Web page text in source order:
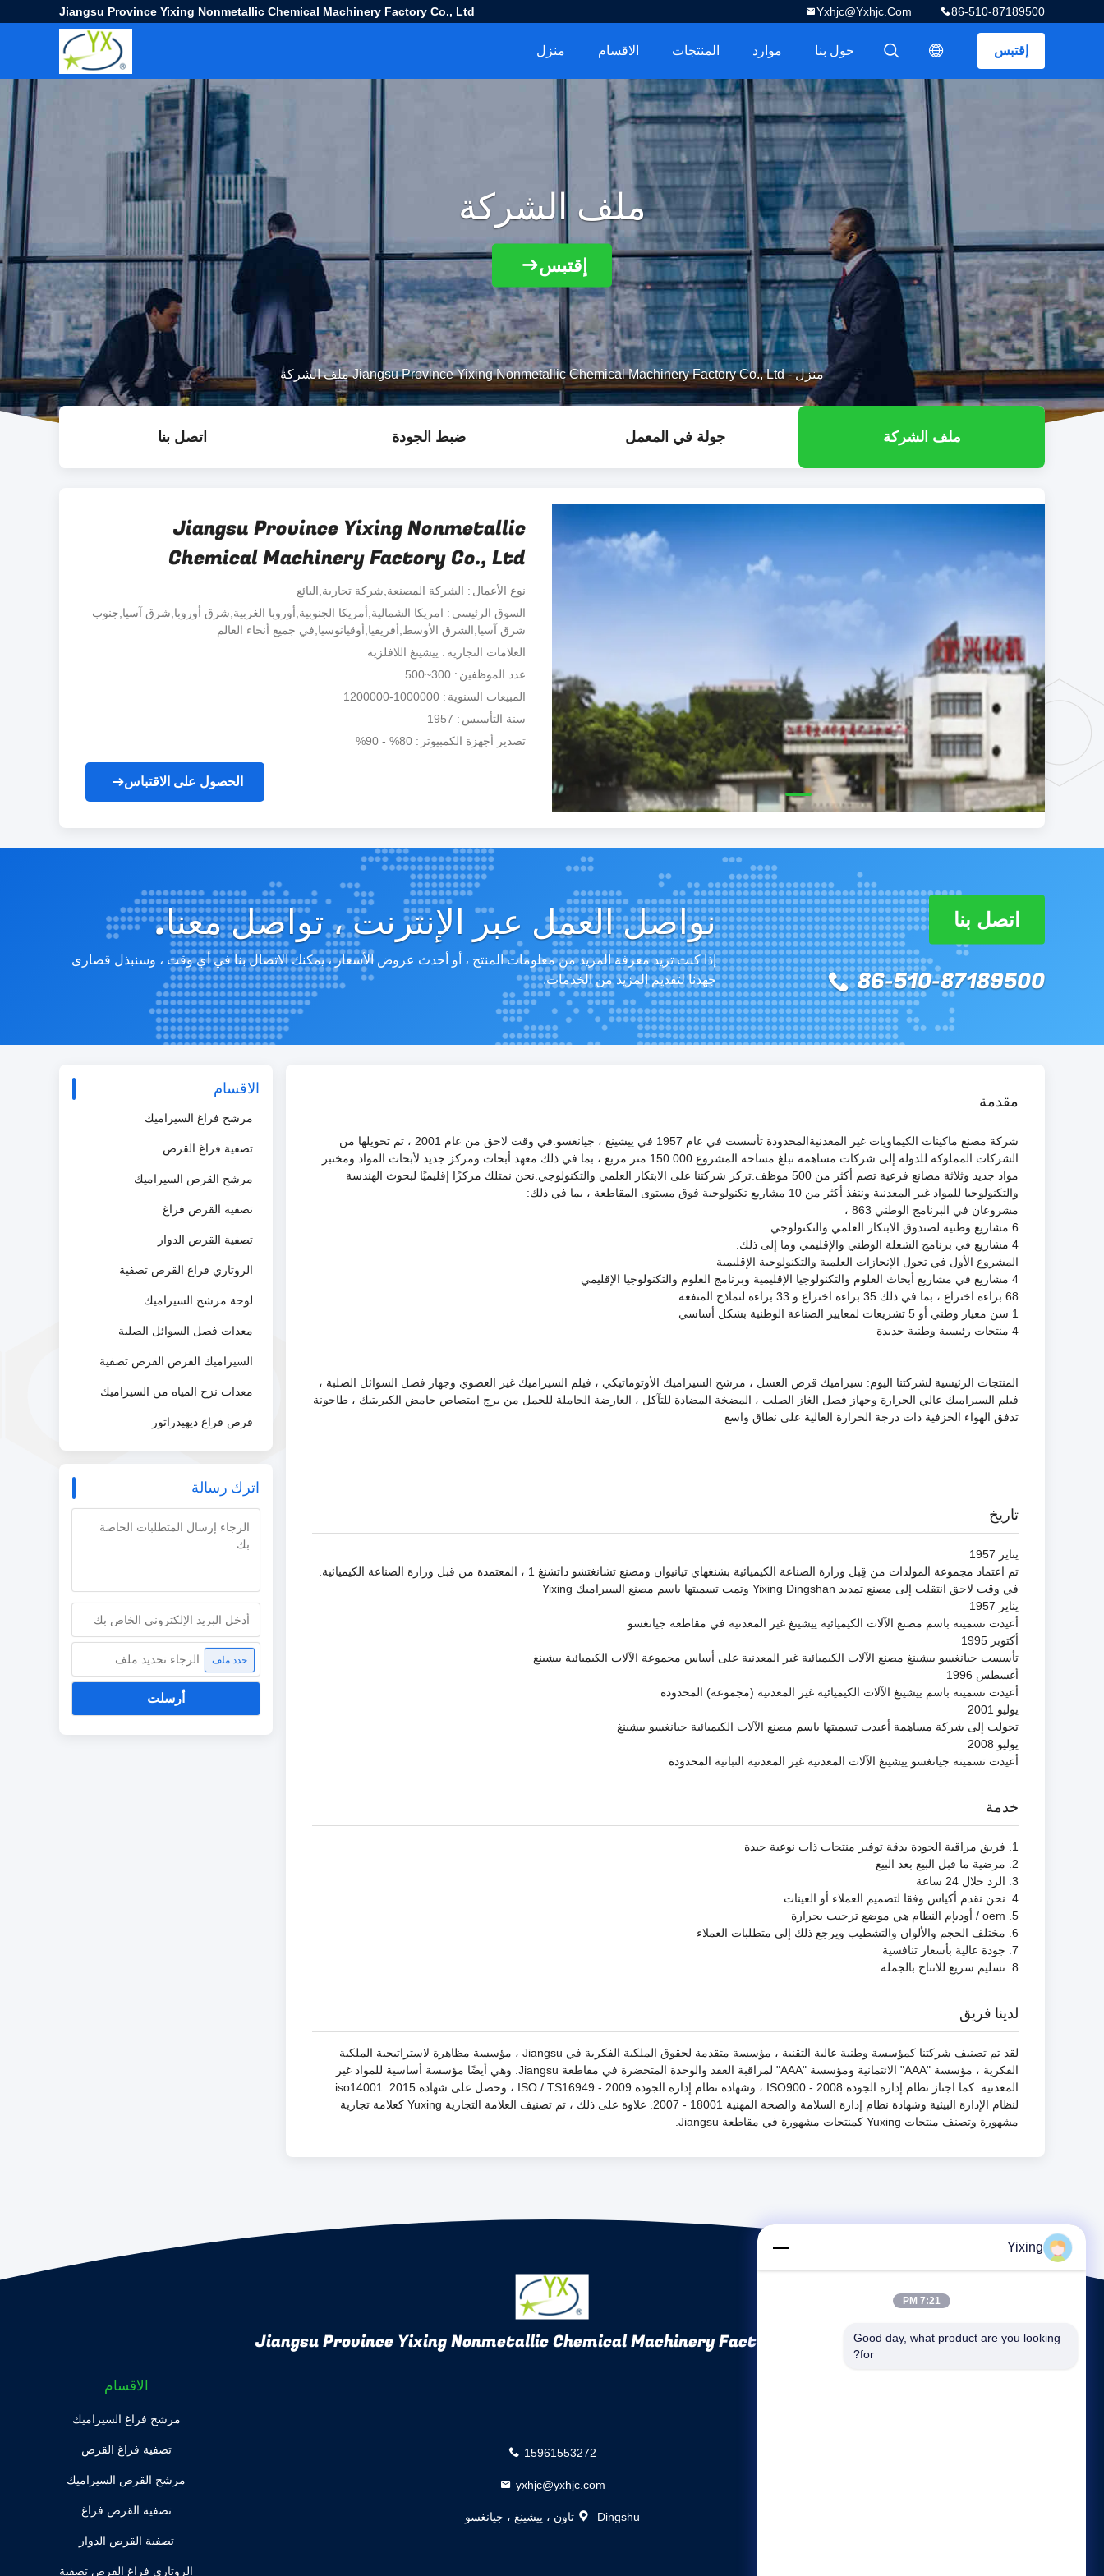
Jiangsu Province Yixing Nonmetallic Chemical Machinery Factory Co., Ltd 86-510-87189500
Yxhjc@yxhjc.com
إقتبس
描述
描述
منزل الاقسام المنتجات موارد حول بنا
ملف الشركة
إقتبس
منزل-Jiangsu Province Yixing Nonmetallic Chemical Machinery Factory Co., Ltd ملف الشركة
ملف الشركة جولة في المعمل ضبط الجودة اتصل بنا
Jiangsu Province Yixing Nonmetallic
Chemical Machinery Factory Co., Ltd
نوع الأعمال
الشركة المصنعة,شركة تجارية,البائع
السوق الرئيسي
امريكا الشمالية,أمريكا الجنوبية,أوروبا الغربية,شرق أوروبا,شرق آسيا,جنوب
شرق آسيا,الشرق الأوسط,أفريقيا,أوقيانوسيا,في جميع أنحاء العالم
العلامات التجارية
ييشينغ اللافلزية
عدد الموظفين
300~500
المبيعات السنوية
1000000-1200000
سنة التأسيس
1957
تصدير أجهزة الكمبيوتر
80% - 90%
الحصول على الاقتباس
نواصل العمل عبر الإنترنت ، تواصل معنا.
إذا كنت تريد معرفة المزيد من معلومات المنتج ، أو أحدث عروض الأسعار ، يمكنك الاتصال بنا في أي وقت ، وسنبذل قصارى
جهدنا لتقديم المزيد من الخدمات.
اتصل بنا
86-510-87189500
الاقسام
مرشح فراغ السيراميك
تصفية فراغ القرص
مرشح القرص السيراميك
تصفية القرص فراغ
تصفية القرص الدوار
الروتاري فراغ القرص تصفية
لوحة مرشح السيراميك
معدات فصل السوائل الصلبة
السيراميك القرص القرص تصفية
معدات نزح المياه من السيراميك
قرص فراغ ديهيدراتور
اترك رسالة
حدد ملف الرجاء تحديد ملف
أرسلت
مقدمة
شركة مصنع ماكينات الكيماويات غير المعدنيةالمحدودة تأسست في عام 1957 في ييشينغ ، جيانغسو.في وقت لاحق من عام 2001 ، تم تحويلها من
الشركات المملوكة للدولة إلى شركات مساهمة.تبلغ مساحة المشروع 150.000 متر مربع ، بما في ذلك معهد أبحاث ومركز جديد لأبحاث المواد ومختبر
مواد جديد وثلاثة مصانع فرعية تضم أكثر من 500 موظف.تركز شركتنا على الابتكار العلمي والتكنولوجي.نحن نمتلك مركزًا إقليميًا لبحوث الهندسة
والتكنولوجيا للمواد غير المعدنية وننفذ أكثر من 10 مشاريع تكنولوجية فوق مستوى المقاطعة ، بما في ذلك:
مشروعان في البرنامج الوطني 863 ،
6 مشاريع وطنية لصندوق الابتكار العلمي والتكنولوجي
4 مشاريع في برنامج الشعلة الوطني والإقليمي وما إلى ذلك.
المشروع الأول في تحول الإنجازات العلمية والتكنولوجية الإقليمية
4 مشاريع في مشاريع أبحاث العلوم والتكنولوجيا الإقليمية وبرنامج العلوم والتكنولوجيا الإقليمي
68 براءة اختراع ، بما في ذلك 35 براءة اختراع و 33 براءة لنماذج المنفعة
1 سن معيار وطني أو 5 تشريعات لمعايير الصناعة الوطنية بشكل أساسي
4 منتجات رئيسية وطنية جديدة
المنتجات الرئيسية لشركتنا اليوم: سيراميك قرص العسل ، مرشح السيراميك الأوتوماتيكي ، فيلم السيراميك غير العضوي وجهاز فصل السوائل الصلبة ،
فيلم السيراميك عالي الحرارة وجهاز فصل الغاز الصلب ، المضخة المضادة للتآكل ، العارضة الحاملة للحمل من برج امتصاص حامض الكبريتيك ، طاحونة
تدفق الهواء الخزفية ذات درجة الحرارة العالية على نطاق واسع
تاريخ
يناير 1957
تم اعتماد مجموعة المولدات من قِبل وزارة الصناعة الكيميائية بشنغهاي تيانيوان ومصنع تشانغتشو داتشنغ 1 ، المعتمدة من قبل وزارة الصناعة الكيميائية.
في وقت لاحق انتقلت إلى مصنع تمديد Yixing Dingshan وتمت تسميتها باسم مصنع السيراميك Yixing
يناير 1957
أعيدت تسميته باسم مصنع الآلات الكيميائية ييشينغ غير المعدنية في مقاطعة جيانغسو
أكتوبر 1995
تأسست جيانغسو ييشينغ مصنع الآلات الكيميائية غير المعدنية على أساس مجموعة الآلات الكيميائية ييشينغ
أغسطس 1996
أعيدت تسميته باسم ييشينغ الآلات الكيميائية غير المعدنية (مجموعة) المحدودة
يوليو 2001
تحولت إلى شركة مساهمة أعيدت تسميتها باسم مصنع الآلات الكيميائية جيانغسو ييشينغ
يوليو 2008
أعيدت تسميته جيانغسو ييشينغ الآلات المعدنية غير المعدنية النباتية المحدودة
خدمة
1. فريق مراقبة الجودة بدقة توفير منتجات ذات نوعية جيدة
2. مرضية ما قبل البيع بعد البيع
3. الرد خلال 24 ساعة
4. نحن نقدم أكياس وفقا لتصميم العملاء أو العينات
5. oem / أوديإم النظام هي موضع ترحيب بحرارة
6. مختلف الحجم والألوان والتشطيب ويرجع ذلك إلى متطلبات العملاء
7. جودة عالية بأسعار تنافسية
8. تسليم سريع للانتاج بالجملة
لدينا فريق
لقد تم تصنيف شركتنا كمؤسسة وطنية عالية التقنية ، مؤسسة متقدمة لحقوق الملكية الفكرية في Jiangsu ، مؤسسة مظاهرة لاستراتيجية الملكية
الفكرية ، مؤسسة "AAA" الائتمانية ومؤسسة "AAA" لمراقبة العقد والوحدة المتحضرة في مقاطعة Jiangsu. وهي أيضًا مؤسسة أساسية للمواد غير
المعدنية. كما اجتاز نظام إدارة الجودة ISO900 - 2008 ، وشهادة نظام إدارة الجودة ISO / TS16949 - 2009 ، وحصل على شهادة iso14001: 2015
لنظام الإدارة البيئية وشهادة نظام إدارة السلامة والصحة المهنية 18001 - 2007. علاوة على ذلك ، تم تصنيف العلامة التجارية Yuxing كعلامة تجارية
مشهورة وتصنف منتجات Yuxing كمنتجات مشهورة في مقاطعة Jiangsu.
Jiangsu Province Yixing Nonmetallic Chemical Machinery Factory Co., Ltd
الاقسام
مرشح فراغ السيراميك
تصفية فراغ القرص
مرشح القرص السيراميك
تصفية القرص فراغ
تصفية القرص الدوار
الروتاري فراغ القرص تصفية
15961553272
yxhjc@yxhjc.com
Dingshu تاون ، ييشينغ ، جيانغسو
Yixing
7:21 PM
Good day, what product are you looking
for?